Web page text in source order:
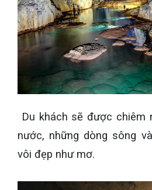
Du khách sẽ được chiêm
nước, những dòng sông
vôi đẹp như mơ.